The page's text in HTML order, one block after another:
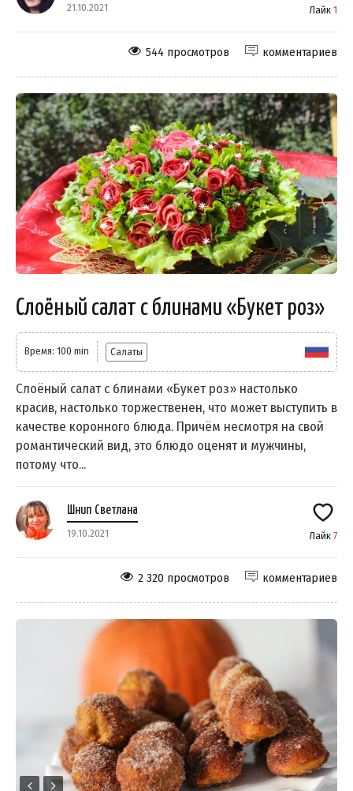
21.10.2021 Лайк 1
комментариев
544 просмотров
Слоёный салат с блинами «Букет роз»
Время: 100 min Салаты
Слоёный салат с блинами «Букет роз» настолько
красив, настолько торжественен, что может выступить в
качестве коронного блюда. Причём несмотря на свой
романтический вид, это блюдо оценят и мужчины,
потому что...
Шнип Светлана
19.10.2021 Лайк 7
комментариев
2 320 просмотров